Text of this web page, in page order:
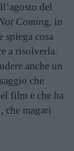
del
Coming, in
e spiega cosa
a risolverla.
anche un
che
film e che ha
che magari